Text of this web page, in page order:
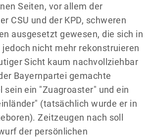
Seiten, vor allem der
CSU und der KPD, schweren
ausgesetzt gewesen, die sich in
nicht mehr rekonstruieren
Sicht kaum nachvollziehbar
Bayernpartei gemachte
sein ein "Zuagroaster" und ein
(tatsächlich wurde er in
Zeitzeugen nach soll
der persönlichen